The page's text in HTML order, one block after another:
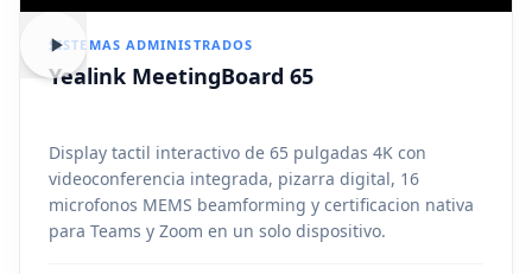
SISTEMAS ADMINISTRADOS
Yealink MeetingBoard 65
Display tactil interactivo de 65 pulgadas 4K con
videoconferencia integrada, pizarra digital, 16
microfonos MEMS beamforming y certificacion nativa
para Teams y Zoom en un solo dispositivo.